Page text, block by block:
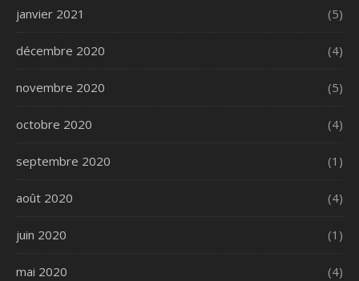
janvier 2021 (5)
décembre 2020 (4)
novembre 2020 (5)
octobre 2020 (4)
septembre 2020 (1)
août 2020 (4)
juin 2020 (1)
mai 2020 (4)